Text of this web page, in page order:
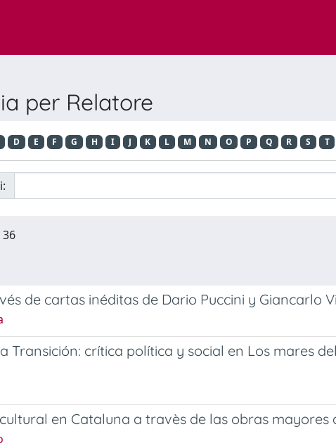
per Relatore
D E F G H I J K L M N O P Q R S T
de cartas inéditas de Dario Puccini y Giancarlo
Transición: crítica política y social en Los mares
en Cataluna a travès de las obras mayores